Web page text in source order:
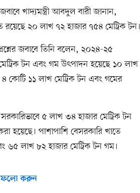
খাদ্যমন্ত্রী আবদুল বারী জানান,
রয়েছে ২০ লাখ ৭২ হাজার ৭৫৪ মেট্রিক টন।
জবাবে তিনি বলেন, ২০২৪-২৫
টন এবং গম উৎপাদন হয়েছে ১০ লাখ
কোটি ১১ লাখ মেট্রিক টন এবং গমের
৫ লাখ ৩৪ হাজার মেট্রিক টন
হয়েছে। পাশাপাশি বেসরকারি খাতে
৬৫ লাখ ৮২ হাজার মেট্রিক টন গম।
ফলো করুন